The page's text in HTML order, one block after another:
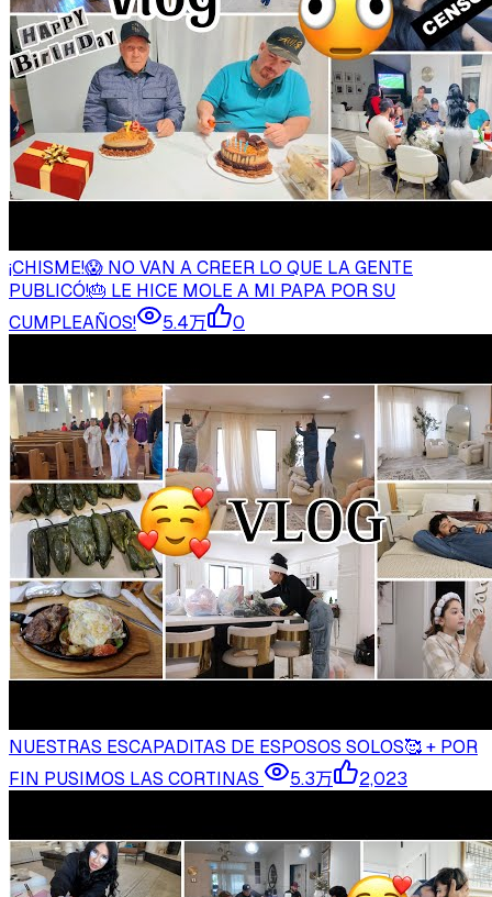
¡CHISME!😱 NO VAN A CREER LO QUE LA GENTE
PUBLICÓ!🎂 LE HICE MOLE A MI PAPA POR SU
CUMPLEAÑOS!
5.4万 0
NUESTRAS ESCAPADITAS DE ESPOSOS SOLOS🥰 + POR
FIN PUSIMOS LAS CORTINAS
5.3万 2,023